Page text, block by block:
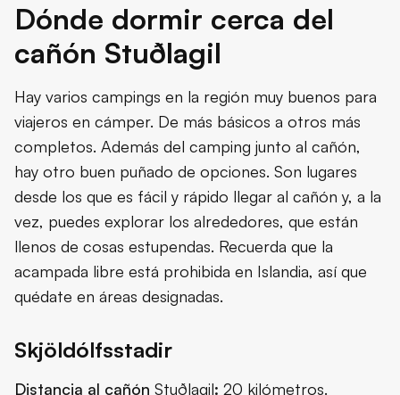
Dónde dormir cerca del
cañón Stuðlagil
Hay varios campings en la región muy buenos para
viajeros en cámper. De más básicos a otros más
completos. Además del camping junto al cañón,
hay otro buen puñado de opciones. Son lugares
desde los que es fácil y rápido llegar al cañón y, a la
vez, puedes explorar los alrededores, que están
llenos de cosas estupendas. Recuerda que la
acampada libre está prohibida en Islandia, así que
quédate en áreas designadas.
Skjöldólfsstadir
Distancia al cañón Stuðlagil: 20 kilómetros.